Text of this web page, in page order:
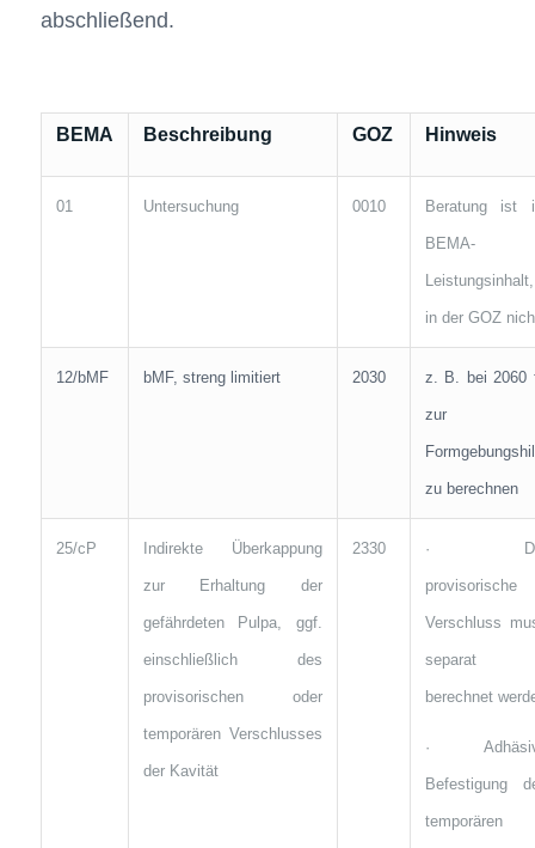
abschließend.
BEMA Beschreibung GOZ Hinweis
01 Untersuchung 0010 Beratung ist
BEMA-
Leistungsinhalt,
in der GOZ
12/bMF bMF, streng limitiert 2030 z. B. bei 2060
zur
zu berechnen
25/cP Indirekte Überkappung
zur Erhaltung der
gefährdeten Pulpa, ggf.
einschließlich des
provisorischen oder
temporären Verschlusses
der Kavität
2330 ·
provisorische
Verschluss
separat
berechnet
·
Befestigung
temporären